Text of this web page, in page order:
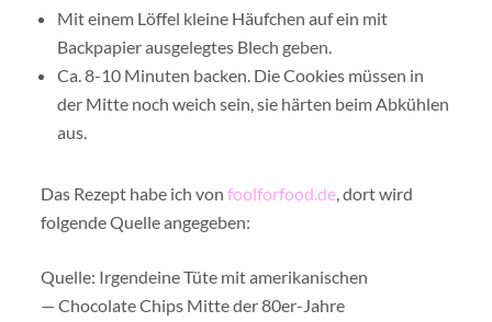
Mit einem Löffel kleine Häufchen auf ein mit
Backpapier ausgelegtes Blech geben.
Ca. 8-10 Minuten backen. Die Cookies müssen in
der Mitte noch weich sein, sie härten beim Abkühlen
aus.
Das Rezept habe ich von foolforfood.de, dort wird
folgende Quelle angegeben:
Quelle: Irgendeine Tüte mit amerikanischen
— Chocolate Chips Mitte der 80er-Jahre